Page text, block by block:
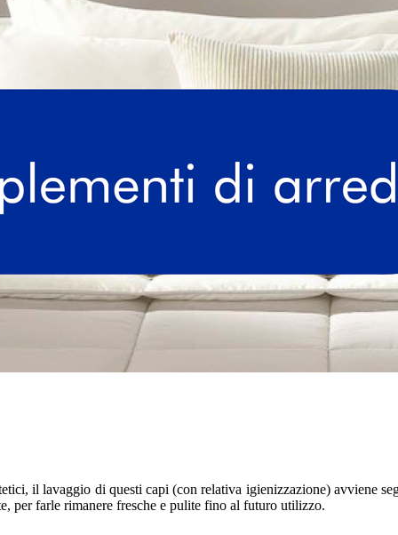
il lavaggio di questi capi (con relativa igienizzazione) avviene
per farle rimanere fresche e pulite fino al futuro utilizzo.